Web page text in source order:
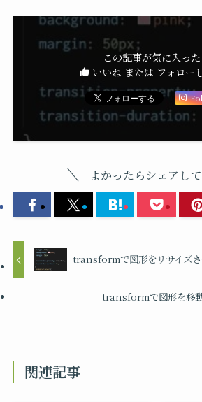
この記事が気に入った
いいね または フォロー
よかったらシェアして
transformで図形をリサイズさ
transformで図形を移
関連記事